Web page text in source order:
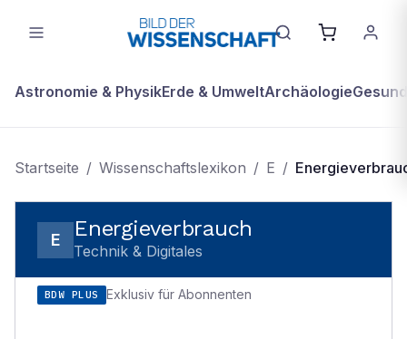
Astronomie & PhysikErde & UmweltArchäologie
Startseite / Wissenschaftslexikon / E /
E Energieverbrauch
Technik & Digitales
BDW PLUS Exklusiv für Abonnenten